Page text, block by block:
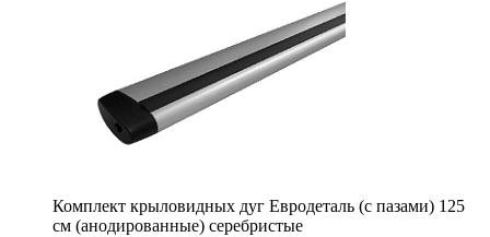
Комплект крыловидных дуг Евродеталь (с пазами) 125
см (анодированные) серебристые